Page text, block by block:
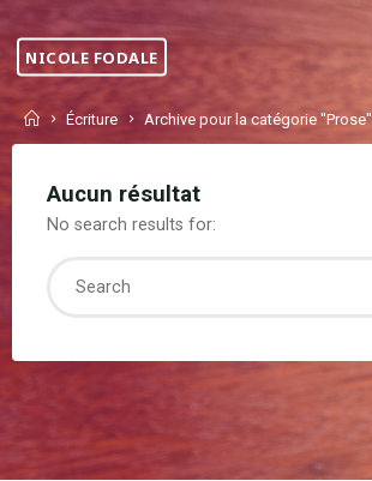
content
NICOLE FODALE
HomeÉcriture Archive pour la catégorie "Prose"
Aucun résultat
No search results for: